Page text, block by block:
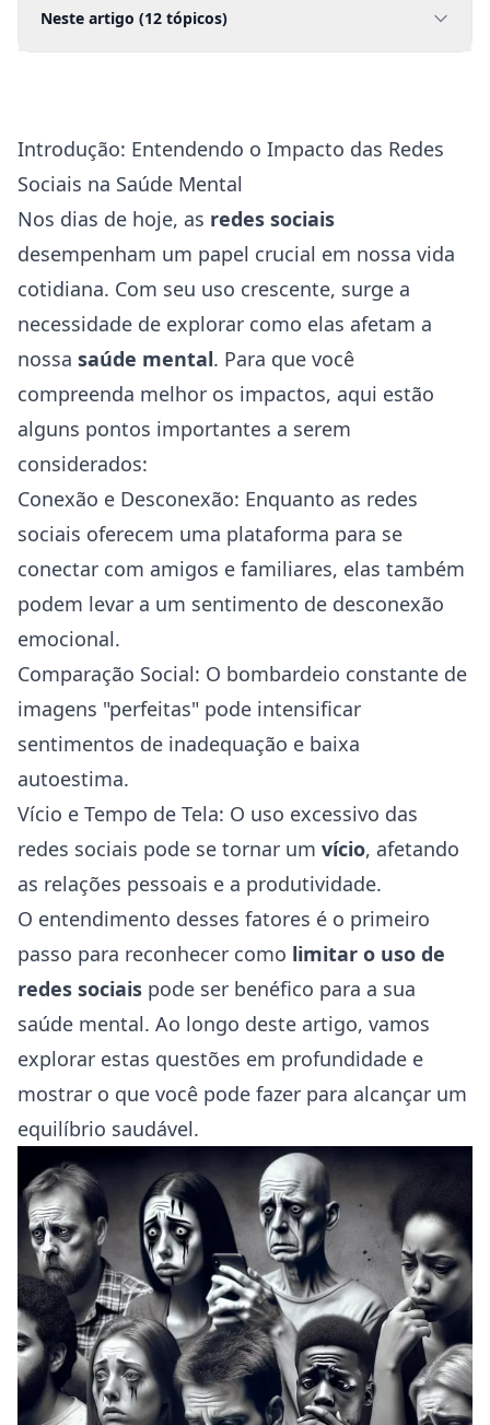
Neste artigo (12 tópicos)
Introdução: Entendendo o Impacto das Redes
Sociais na Saúde Mental
Nos dias de hoje, as redes sociais
desempenham um papel crucial em nossa vida
cotidiana. Com seu uso crescente, surge a
necessidade de explorar como elas afetam a
nossa saúde mental. Para que você
compreenda melhor os impactos, aqui estão
alguns pontos importantes a serem
considerados:
Conexão e Desconexão: Enquanto as redes
sociais oferecem uma plataforma para se
conectar com amigos e familiares, elas também
podem levar a um sentimento de desconexão
emocional.
Comparação Social: O bombardeio constante de
imagens "perfeitas" pode intensificar
sentimentos de inadequação e baixa
autoestima.
Vício e Tempo de Tela: O uso excessivo das
redes sociais pode se tornar um vício, afetando
as relações pessoais e a produtividade.
O entendimento desses fatores é o primeiro
passo para reconhecer como limitar o uso de
redes sociais pode ser benéfico para a sua
saúde mental. Ao longo deste artigo, vamos
explorar estas questões em profundidade e
mostrar o que você pode fazer para alcançar um
equilíbrio saudável.